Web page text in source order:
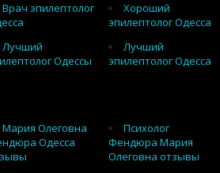
Врач эпилептолог
Хороший
эпилептолог Одесса
Лучший
Одессы
Лучший
эпилептолог Одесса
Мария Олеговна
Одесса
Психолог
Фендюра Мария
Олеговна отзывы